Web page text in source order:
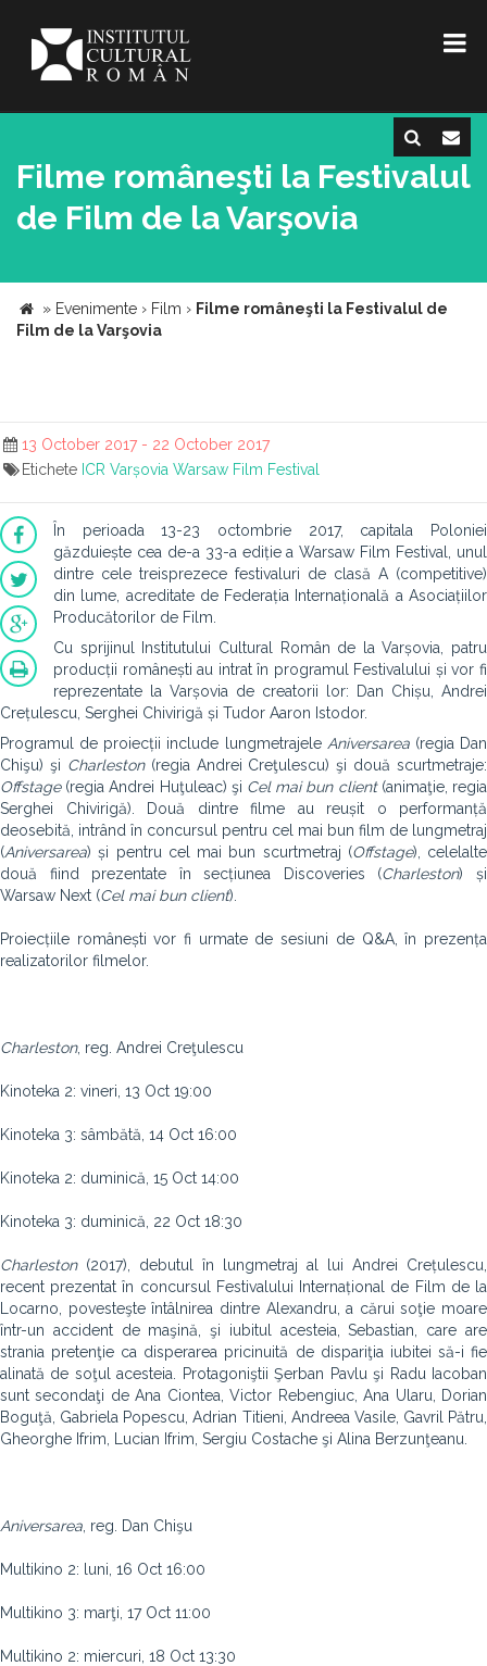
Filme româneşti la Festivalul
de Film de la Varşovia
» Evenimente › Film › Filme româneşti la Festivalul de
Film de la Varşovia
13 October 2017 - 22 October 2017
Etichete ICR Varșovia Warsaw Film Festival
În perioada 13-23 octombrie 2017, capitala Poloniei
găzduiește cea de-a 33-a ediție a Warsaw Film Festival, unul
dintre cele treisprezece festivaluri de clasă A (competitive)
din lume, acreditate de Federația Internațională a Asociațiilor
Producătorilor de Film.
Cu sprijinul Institutului Cultural Român de la Varșovia, patru
producții românești au intrat în programul Festivalului și vor fi
reprezentate la Varșovia de creatorii lor: Dan Chișu, Andrei
Crețulescu, Serghei Chivirigă și Tudor Aaron Istodor.
Programul de proiecții include lungmetrajele Aniversarea(regia Dan
Chişu) şi Charleston(regia Andrei Creţulescu) şi două scurtmetraje:
Offstage(regia Andrei Huţuleac) şi Cel mai bun client(animaţie, regia
Serghei Chivirigă). Două dintre filme au reușit o performanță
deosebită, intrând în concursul pentru cel mai bun film de lungmetraj
(Aniversarea) și pentru cel mai bun scurtmetraj (Offstage), celelalte
două fiind prezentate în secțiunea Discoveries (Charleston) și
Warsaw Next (Cel mai bun client).
Proiecțiile românești vor fi urmate de sesiuni de Q&A, în prezența
realizatorilor filmelor.
Charleston, reg. Andrei Creţulescu
Kinoteka 2: vineri, 13 Oct 19:00
Kinoteka 3: sâmbătă, 14 Oct 16:00
Kinoteka 2: duminică, 15 Oct 14:00
Kinoteka 3: duminică, 22 Oct 18:30
Charleston(2017), debutul în lungmetraj al lui Andrei Crețulescu,
recent prezentat în concursul Festivalului Internațional de Film de la
Locarno, povesteşte întâlnirea dintre Alexandru, a cărui soţie moare
într-un accident de maşină, şi iubitul acesteia, Sebastian, care are
strania pretenţie ca disperarea pricinuită de dispariţia iubitei să-i fie
alinată de soţul acesteia. Protagoniştii Şerban Pavlu şi Radu Iacoban
sunt secondaţi de Ana Ciontea, Victor Rebengiuc, Ana Ularu, Dorian
Boguţă, Gabriela Popescu, Adrian Titieni, Andreea Vasile, Gavril Pătru,
Gheorghe Ifrim, Lucian Ifrim, Sergiu Costache şi Alina Berzunţeanu.
Aniversarea , reg. Dan Chişu
Multikino 2: luni, 16 Oct 16:00
Multikino 3: marţi, 17 Oct 11:00
Multikino 2: miercuri, 18 Oct 13:30